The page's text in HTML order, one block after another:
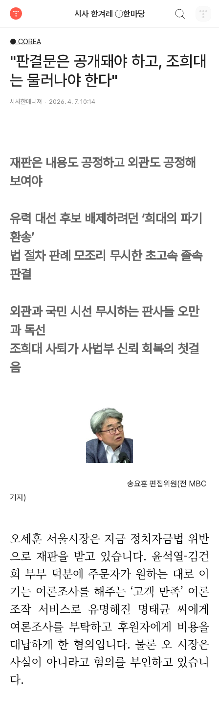
시사 한겨레 ⓘ한마당
● COREA
"판결문은 공개돼야 하고, 조희대
는 물러나야 한다"
시사한매니져 2026. 4. 7. 10:14
재판은 내용도 공정하고 외관도 공정해
보여야
유력 대선 후보 배제하려던 ‘희대의 파기
환송’
법 절차 판례 모조리 무시한 초고속 졸속
판결
외관과 국민 시선 무시하는 판사들 오만
과 독선
조희대 사퇴가 사법부 신뢰 회복의 첫걸
음
송요훈 편집위원(전 MBC
기자)
오세훈 서울시장은 지금 정치자금법 위반
으로 재판을 받고 있습니다. 윤석열-김건
희 부부 덕분에 주문자가 원하는 대로 이
기는 여론조사를 해주는 ‘고객 만족’ 여론
조작 서비스로 유명해진 명태균 씨에게
여론조사를 부탁하고 후원자에게 비용을
대납하게 한 혐의입니다. 물론 오 시장은
사실이 아니라고 혐의를 부인하고 있습니
다.